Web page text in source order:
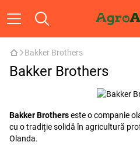
Bakker Brothers
Bakker Brothers
Bakker Brotherseste o companie
cu o tradiție solidă în agricultură
Olanda.